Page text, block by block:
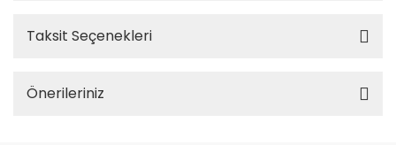
Taksit Seçenekleri
Önerileriniz